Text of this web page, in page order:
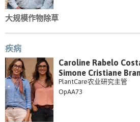
大规模作物除草
疾病
Caroline Rabelo
Simone Cristiane
PlantCare农业研究主管
OpAA73